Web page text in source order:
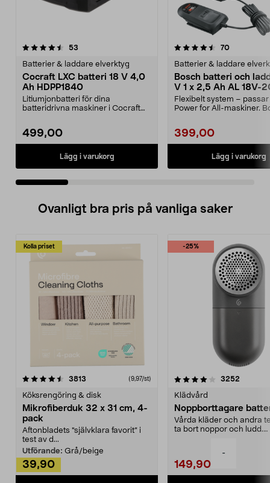
-
53
Batterier & laddare elverktyg
Cocraft LXC batteri 18 V 4,0
Ah HDPP1840
Litiumjonbatteri för dina
batteridrivna maskiner i Cocraft
499,00
Lägg i varukorg
4.5 av 5 stjärnor 70recensioner
Batterier & laddare
Bosch batteri och
V 1 x 2,5 Ah AL 18V-
Flexibelt system – passar
Power for All-maskiner.
399,00
Lägg i varukorg
4.5 av 5 stjärnor
Ovanligt bra pris på vanliga saker
Kolla priset
3813 (9,97/st)
Köksrengöring & disk
Mikrofiberduk 32 x 31 cm, 4-
pack
Aftonbladets "självklara favorit” i
test av d...
Utförande: Grå/beige
39,90
-25%
4.0av 5 stjärnor 3252
Klädvård
Noppborttagare
Vårda kläder och andra
ta bort noppor och ludd.
149,90
4.5av 5 stjärnor